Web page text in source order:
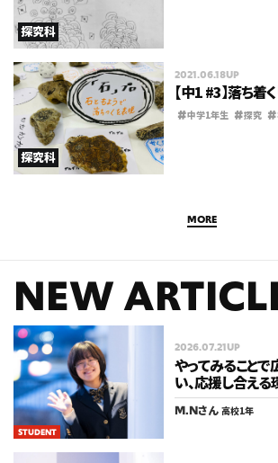
探究科
探究科
2021.06.18UP
【中1 #3】落ち着く
#中学1年生 #探究 #
MORE
NEW
STUDENT
やってみること
い、応援し合える
歩みを進める。
2026.07.21UP
M.Nさん 高校1年
SCHOOL
学校について
NEWS
お知らせ お
FOLLOW US